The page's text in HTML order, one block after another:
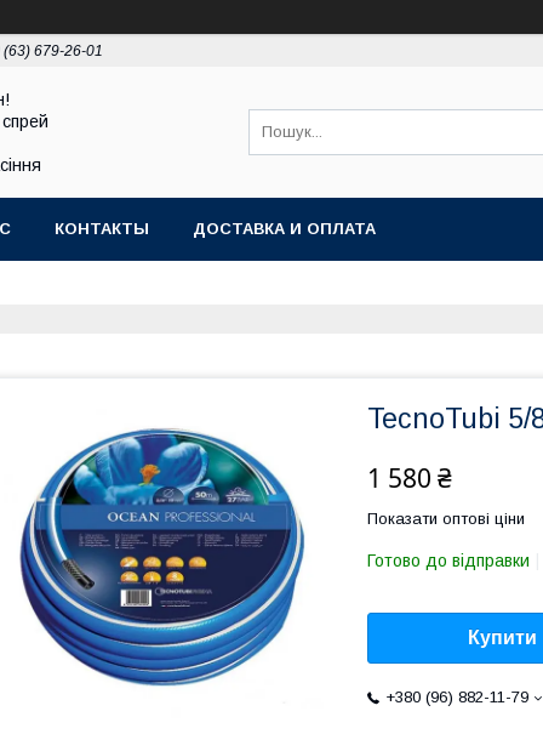
(63) 679-26-01
КОНТАКТЫ ДОСТАВКА И ОПЛАТА
TecnoTubi 5/
1 580 ₴
Показати оптові ціни
Готово до відправки
Купити
+380 (96) 882-11-79